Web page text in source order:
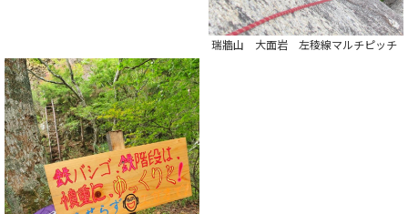
瑞牆山 大面岩 左稜線マルチピッチ